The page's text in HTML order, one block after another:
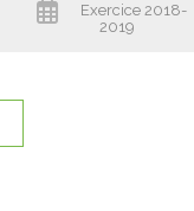
Exercice 2018-
2019